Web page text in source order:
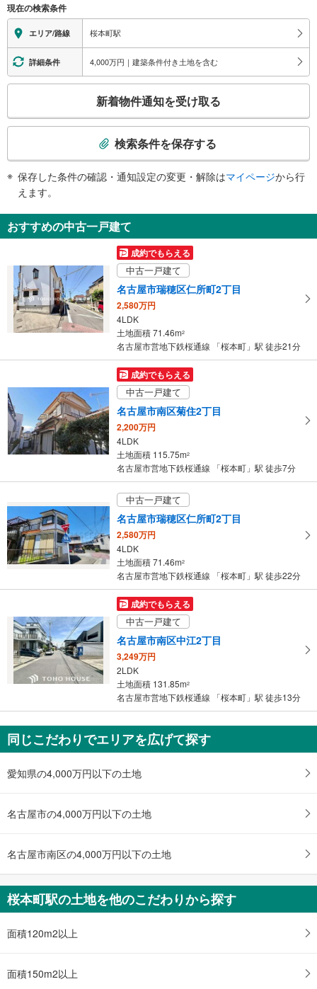
目）、水道局南業務所、桜台１・２丁目、鯛取通１・２丁目、桜本町１丁目、
元桜田町１・２丁目
３出口
市バス ４番のりば（桜本町１丁目）、呼続小学校、新郊中学校、南消防署、
桜郵便局、名鉄桜駅、桜本町２丁目、西桜町、寺崎町、呼続３・４丁目
４出口
市バス ２番のりば（新郊通３丁目）、第三銀行、寺崎町、菊住１・２丁目、
呼続元町、呼続２・３丁目
地上⇔改札⇔ホーム：○
エレベータ
・ホーム⇔改札
・１番出口
エスカレータ
トイレ
・改札外（３番出口方面）
その他
・ＡＥＤ
現在の検索条件
エリア/路線 桜本町駅
詳細条件 4,000万円｜建築条件付き土地を含む
検
知
を
け
る
・
条
イ
ペ
ー
ジ
に
存
新着物件通知を受け取る
検索条件を保存する
保存した条件の確認・通知設定の変更・解除はマイページから行
えます。
おすすめの中古一戸建て
成約でもらえる
中古一戸建て
名古屋市瑞穂区仁所町2丁目
2,580万円
4LDK
土地面積 71.46m2
名古屋市営地下鉄桜通線 「桜本町」駅 徒歩21分
成約でもらえる
中古一戸建て
名古屋市南区菊住2丁目
2,200万円
4LDK
土地面積 115.75m2
名古屋市営地下鉄桜通線 「桜本町」駅 徒歩7分
中古一戸建て
名古屋市瑞穂区仁所町2丁目
2,580万円
4LDK
土地面積 71.46m2
名古屋市営地下鉄桜通線 「桜本町」駅 徒歩22分
成約でもらえる
中古一戸建て
名古屋市南区中江2丁目
3,249万円
2LDK
土地面積 131.85m2
名古屋市営地下鉄桜通線 「桜本町」駅 徒歩13分
同じこだわりでエリアを広げて探す
愛知県の4,000万円以下の土地
名古屋市の4,000万円以下の土地
名古屋市南区の4,000万円以下の土地
桜本町駅の土地を他のこだわりから探す
面積120m2以上
面積150m2以上